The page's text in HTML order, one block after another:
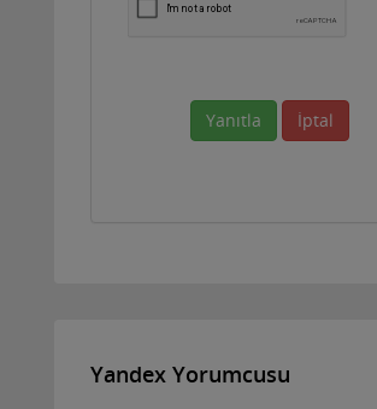
Yanıtla İptal
Yandex Yorumcusu